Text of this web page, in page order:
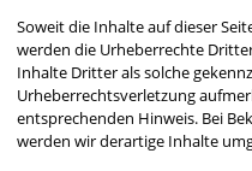
Soweit die Inhalte auf dieser
werden die Urheberrechte
Inhalte Dritter als solche
Urheberrechtsverletzung
entsprechenden Hinweis. Bei
werden wir derartige Inhalte